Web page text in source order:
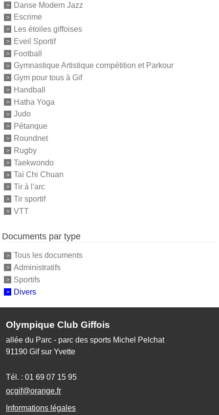
Danse Modern Jazz
Escrime
Les étoiles giffoises
Eveil Sportif
Football
Gymnastique Artistique compétition et Parkour
Gym pour tous à Gif
Handball
Hatha Yoga
Judo
Pétanque
Roundnet
Rugby
Taekwondo
Taï Chi Chuan
Tir à l'arc
Tir sportif
VTT
Documents par type
Tous les documents
Administratifs
Sportifs
Divers
Olympique Club Giffois
allée du Parc - parc des sports Michel Pelchat
91190 Gif sur Yvette
Tél. : 01 69 07 15 95
ocgif@orange.fr
Informations légales